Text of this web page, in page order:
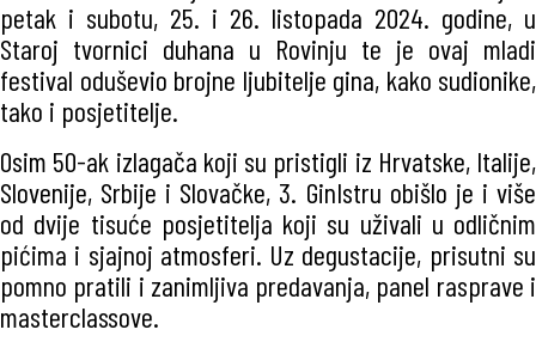
petak i subotu, 25. i 26. listopada 2024. godine, u
Staroj tvornici duhana u Rovinju te je ovaj mladi
festival oduševio brojne ljubitelje gina, kako sudionike,
tako i posjetitelje.
Osim 50-ak izlagača koji su pristigli iz Hrvatske, Italije,
Slovenije, Srbije i Slovačke, 3. GinIstru obišlo je i više
od dvije tisuće posjetitelja koji su uživali u odličnim
pićima i sjajnoj atmosferi. Uz degustacije, prisutni su
pomno pratili i zanimljiva predavanja, panel rasprave i
masterclassove.